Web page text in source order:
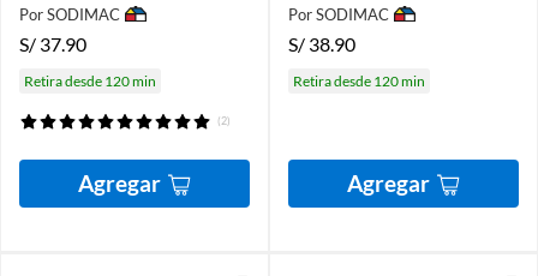
Por SODIMAC
S/ 37.90
Retira desde 120 min
(2)
Agregar
Por SODIMAC
S/ 38.90
Retira desde 120 min
Agregar